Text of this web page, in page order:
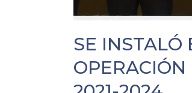
SE INSTALÓ
OPERACIÓN